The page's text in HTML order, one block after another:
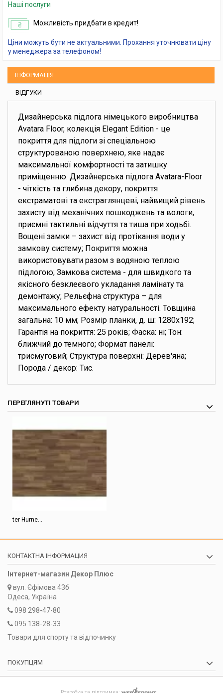
Наші послуги
Можливість придбати в кредит!
Ціни можуть бути не актуальними. Прохання уточнювати ціну
у менеджера за телефоном!
ІНФОРМАЦІЯ
ВІДГУКИ
Дизайнерська підлога німецького виробництва
Avatara Floor, колекція Elegant Edition - це
покриття для підлоги зі спеціальною
структурованою поверхнею, яке надає
максимальної комфортності та затишку
приміщенню. Дизайнерська підлога Avatara-Floor
- чіткість та глибина декору, покриття
екстраматові та екстраглянцеві, найвищий рівень
захисту від механічних пошкоджень та вологи,
приємні тактильні відчуття та тиша при ходьбі.
Вощені замки – захист від протікання води у
замкову систему; Покриття можна
використовувати разом з водяною теплою
підлогою; Замкова система - для швидкого та
якісного безклеєвого укладання ламінату та
демонтажу; Рельєфна структура – для
максимального ефекту натуральності. Товщина
загальна: 10 мм; Розмір планки, д. ш: 1280х192;
Гарантія на покриття: 25 років; Фаска: ні; Тон:
ближчий до темного; Формат панелі:
трисмуговий; Структура поверхні: Дерев'яна;
Порода / декор: Тис.
ПЕРЕГЛЯНУТІ ТОВАРИ
ter Hurne...
КОНТАКТНА ІНФОРМАЦИЯ
Інтернет-магазин Декор Плюс
вул. Єфімова 43б
Одеса, Україна
098 298-47-80
095 138-28-33
Товари для спорту та відпочинку
ПОКУПЦЯМ